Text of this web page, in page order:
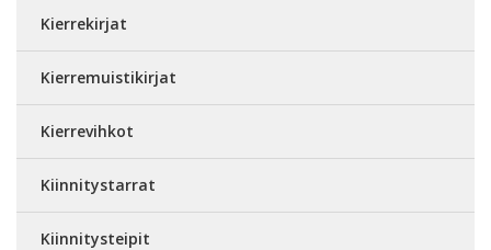
Kierrekirjat
Kierremuistikirjat
Kierrevihkot
Kiinnitystarrat
Kiinnitysteipit